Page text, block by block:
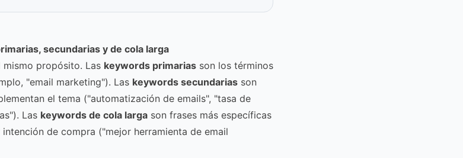
secundarias y de cola larga
propósito. Las keywords primarias son los términos
"email marketing"). Las keywords secundarias son
el tema ("automatización de emails", "tasa de
Las keywords de cola larga son frases más específicas
de compra ("mejor herramienta de email